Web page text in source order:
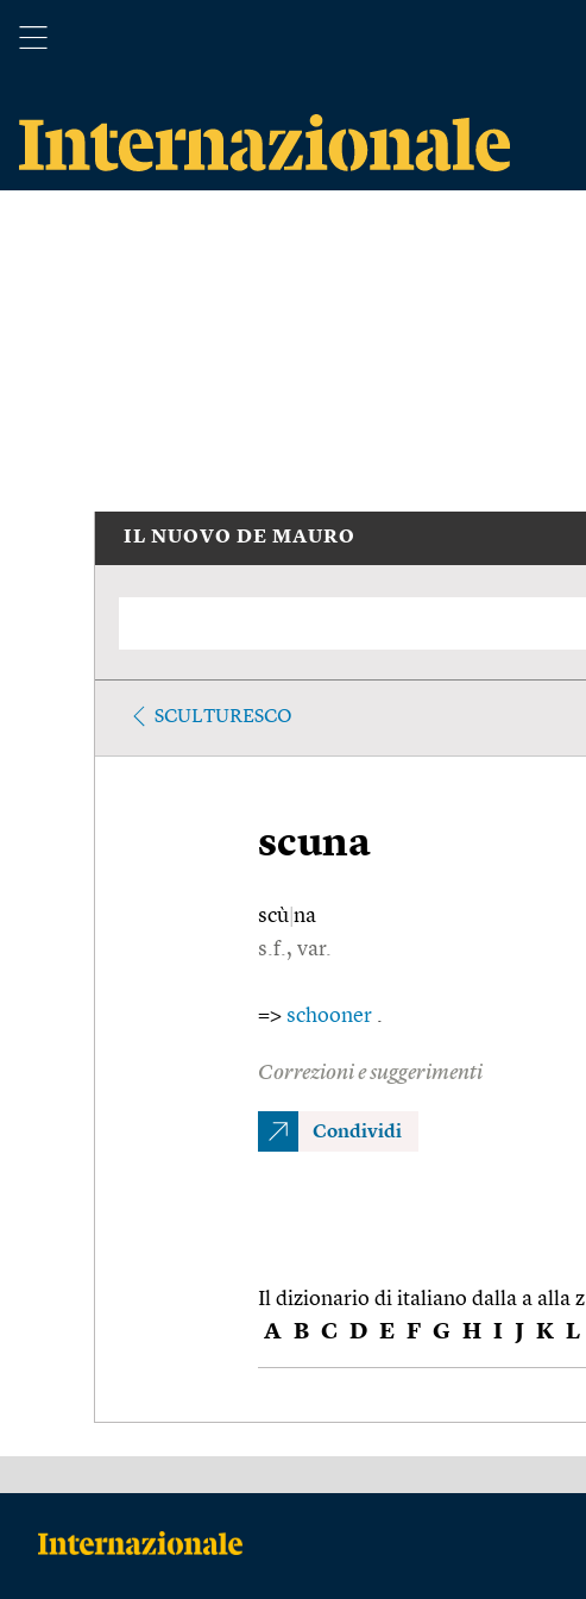
IL NUOVO DE MAURO
SCULTURESCO
scuna
scù na
s.f., var.
=> schooner .
Correzioni e suggerimenti
Condividi
Il dizionario di italiano dalla a alla z
A B C D E F G H I J K L